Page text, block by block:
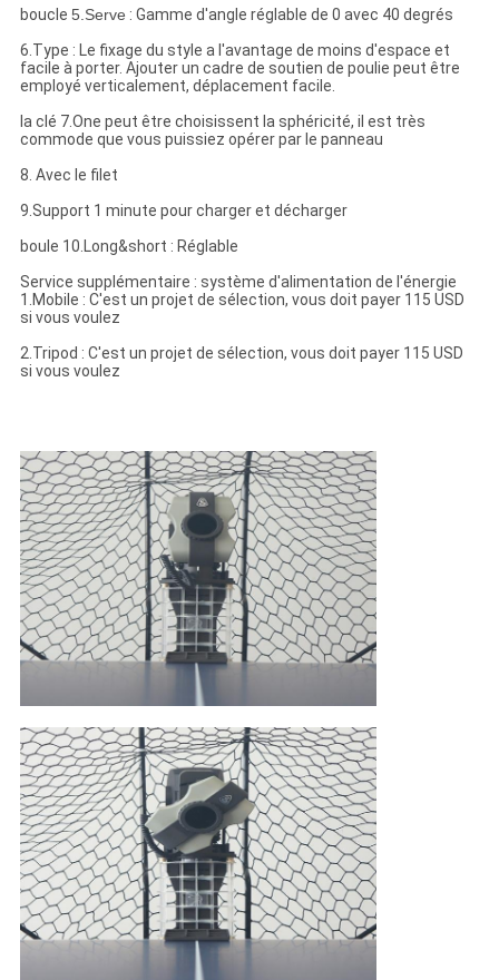
boucle 5.Serve : Gamme d'angle réglable de 0 avec 40 degrés
6.Type : Le fixage du style a l'avantage de moins d'espace et
facile à porter. Ajouter un cadre de soutien de poulie peut être
employé verticalement, déplacement facile.
la clé 7.One peut être choisissent la sphéricité, il est très
commode que vous puissiez opérer par le panneau
8. Avec le filet
9.Support 1 minute pour charger et décharger
boule 10.Long&short : Réglable
Service supplémentaire : système d'alimentation de l'énergie
1.Mobile : C'est un projet de sélection, vous doit payer 115 USD
si vous voulez
2.Tripod : C'est un projet de sélection, vous doit payer 115 USD
si vous voulez